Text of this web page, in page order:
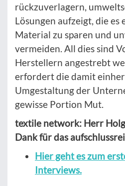
rückzuverlagern,
Lösungen aufzeigt, die es
Material zu sparen und
vermeiden. All dies sind
Herstellern angestrebt
erfordert die damit
Umgestaltung der
gewisse Portion Mut.
textile network: Herr
Dank für das
Hier geht es zum
Interviews.